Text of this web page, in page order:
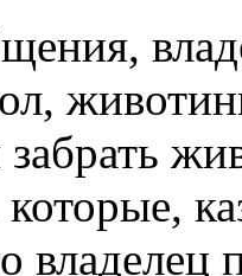
забрать
которые,